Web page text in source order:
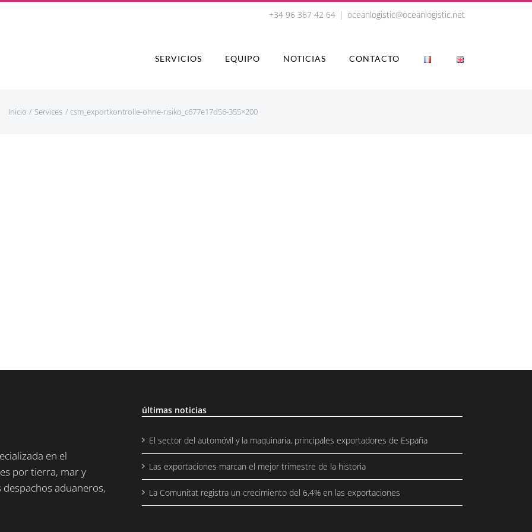
+34 96 367 42 64 | oceanlogistic@oceanlogistic.net
SERVICIOS EQUIPO NOTICIAS CONTACTO
Inicio Services csm_exportkontrolle-ohne-risiko_c677e17d56-355×200
en el
por tierra, mar y
aduaneros,
últimas noticias
El sector del automóvil y la maquinaria, principales exportadores de España
Las exportaciones marcan el mejor trimestre de la historia
La Comunitat registra un crecimiento del 6,4% en las exportaciones